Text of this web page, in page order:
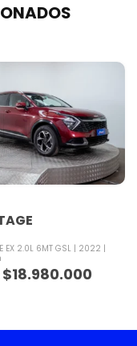
EX 2.0L 6MT GSL
2022
$18.980.000